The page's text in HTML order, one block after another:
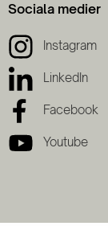
Sociala medier
Instagram
LinkedIn
Facebook
Youtube